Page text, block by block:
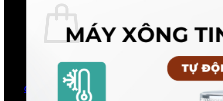
Quay trở lại cửa hàng
0